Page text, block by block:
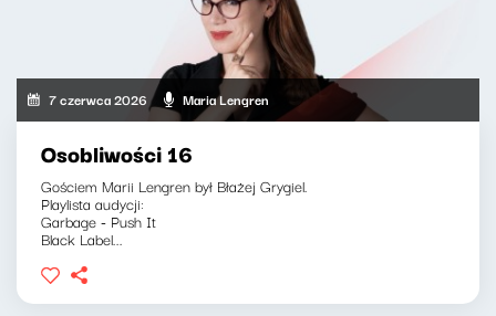
7 czerwca 2026 Maria Lengren
Osobliwości 16
Gościem Marii Lengren był Błażej Grygiel.
Playlista audycji:
Garbage - Push It
Black Label...